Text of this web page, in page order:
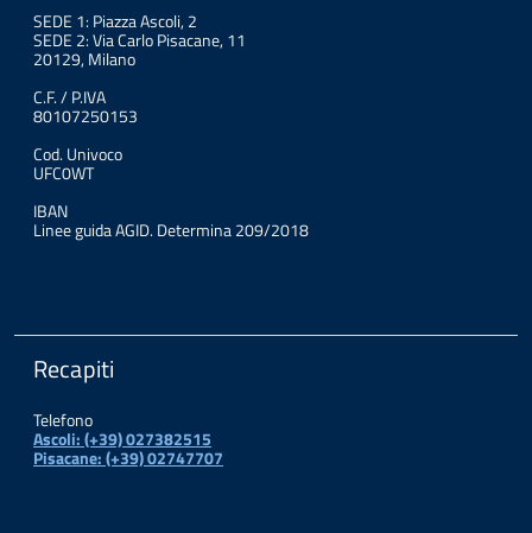
SEDE 1: Piazza Ascoli, 2
SEDE 2: Via Carlo Pisacane, 11
20129, Milano
C.F. / P.IVA
80107250153
Cod. Univoco
UFC0WT
IBAN
Linee guida AGID. Determina 209/2018
Recapiti
Telefono
Ascoli: (+39) 027382515
Pisacane: (+39) 02747707